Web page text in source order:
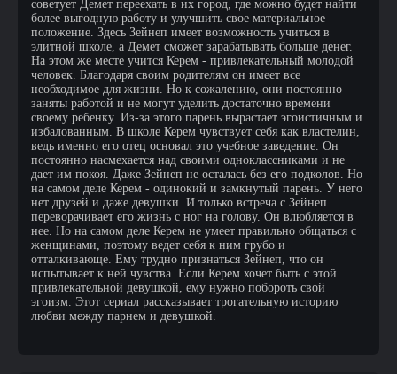
советует Демет переехать в их город, где можно будет найти
более выгодную работу и улучшить свое материальное
положение. Здесь Зейнеп имеет возможность учиться в
элитной школе, а Демет сможет зарабатывать больше денег.
На этом же месте учится Керем - привлекательный молодой
человек. Благодаря своим родителям он имеет все
необходимое для жизни. Но к сожалению, они постоянно
заняты работой и не могут уделить достаточно времени
своему ребенку. Из-за этого парень вырастает эгоистичным и
избалованным. В школе Керем чувствует себя как властелин,
ведь именно его отец основал это учебное заведение. Он
постоянно насмехается над своими одноклассниками и не
дает им покоя. Даже Зейнеп не осталась без его подколов. Но
на самом деле Керем - одинокий и замкнутый парень. У него
нет друзей и даже девушки. И только встреча с Зейнеп
переворачивает его жизнь с ног на голову. Он влюбляется в
нее. Но на самом деле Керем не умеет правильно общаться с
женщинами, поэтому ведет себя к ним грубо и
отталкивающе. Ему трудно признаться Зейнеп, что он
испытывает к ней чувства. Если Керем хочет быть с этой
привлекательной девушкой, ему нужно побороть свой
эгоизм. Этот сериал рассказывает трогательную историю
любви между парнем и девушкой.